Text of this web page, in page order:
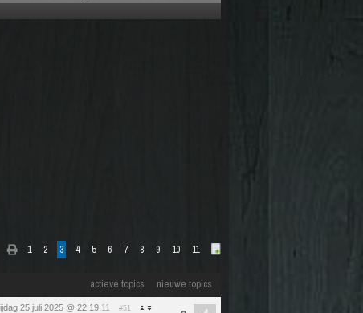
1 2 3 4 5 6 7 8 9 10 11
actieve topics nieuwe topics
25 juli 2025 @ 22:19:11 #51